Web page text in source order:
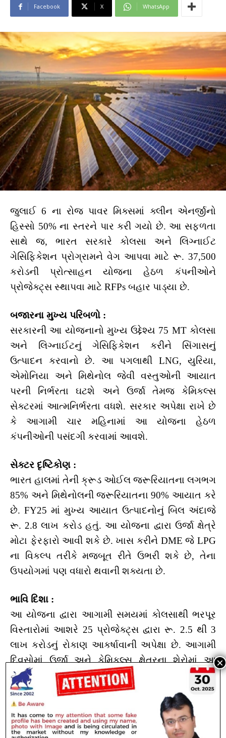
Facebook X WhatsApp
જુલાઈ 6 ના રોજ પાવર મિક્સમાં ક્લીન એનર્જીનો
હિસ્સો 50% ના સ્તરને પાર કરી ગયો છે. આ સફળતા
સાથે જ, ભારત સરકારે કોલસા અને લિગ્નાઈટ
ગેસિફિકેશન પ્રોગ્રામને વેગ આપવા માટે રૂ. 37,500
કરોડની પ્રોત્સાહન યોજના હેઠળ કંપનીઓને
પ્રોજેક્ટ્સ સ્થાપવા માટે RFPs બહાર પાડ્યા છે.
બજારના મુખ્ય પરિબળો :
સરકારની આ યોજનાનો મુખ્ય ઉદ્દેશ્ય 75 MT કોલસા
અને લિગ્નાઈટનું ગેસિફિકેશન કરીને સિંગાસનું
ઉત્પાદન કરવાનો છે. આ પગલાથી LNG, યુરિયા,
એમોનિયા અને મિથેનોલ જેવી વસ્તુઓની આયાત
પરની નિર્ભરતા ઘટશે અને ઉર્જા તેમજ કેમિકલ્સ
સેક્ટરમાં આત્મનિર્ભરતા વધશે. સરકાર અપેક્ષા રાખે છે
કે આગામી ચાર મહિનામાં આ યોજના હેઠળ
કંપનીઓની પસંદગી કરવામાં આવશે.
સેક્ટર દૃષ્ટિકોણ :
ભારત હાલમાં તેની ક્રૂડ ઓઈલ જરૂરિયાતના લગભગ
85% અને મિથેનોલની જરૂરિયાતના 90% આયાત કરે
છે. FY25 માં મુખ્ય આયાત ઉત્પાદનોનું બિલ અંદાજે
રૂ. 2.8 લાખ કરોડ હતું. આ યોજના દ્વારા ઉર્જા ક્ષેત્રે
મોટા ફેરફારો આવી શકે છે. ખાસ કરીને DME જે LPG
ના વિકલ્પ તરીકે મજબૂત રીતે ઉભરી શકે છે, તેના
ઉપયોગમાં પણ વધારો થવાની શક્યતા છે.
ભાવિ દિશા :
આ યોજના દ્વારા આગામી સમયમાં કોલસાથી ભરપૂર
વિસ્તારોમાં આશરે 25 પ્રોજેક્ટ્સ દ્વારા રૂ. 2.5 થી 3
લાખ કરોડનું રોકાણ આકર્ષાવાની અપેક્ષા છે. આગામી
દિવસોમાં ઉર્જા અને કેમિકલ્સ ક્ષેત્રના શેરોમાં આ
સમાચારને કારણે ઉછાળો જોવા મળી શકે છે. સરકારના
આ મજબૂત પગલાથી આયાત ખર્ચમાં નોંધપાત્ર ઘટાડો
થવાની શક્યતા છે.
Like this